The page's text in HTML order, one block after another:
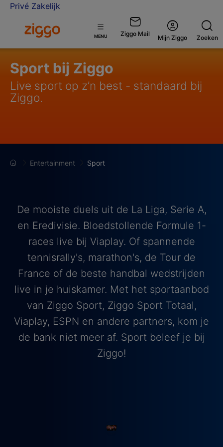
Privé Zakelijk
Ga naar de Ziggo homepage
MENU Ziggo Mail Open
Mijn Ziggo
Zoeken
Sport bij Ziggo
Live sport op z’n best - standaard bij
Ziggo.
Entertainment Sport
De mooiste duels uit de La Liga, Serie A,
en Eredivisie. Bloedstollende Formule 1-
races live bij Viaplay. Of spannende
tennisrally's, marathon's, de Tour de
France of de beste handbal wedstrijden
live in je huiskamer. Met het sportaanbod
van Ziggo Sport, Ziggo Sport Totaal,
Viaplay, ESPN en andere partners, kom je
de bank niet meer af. Sport beleef je bij
Ziggo!